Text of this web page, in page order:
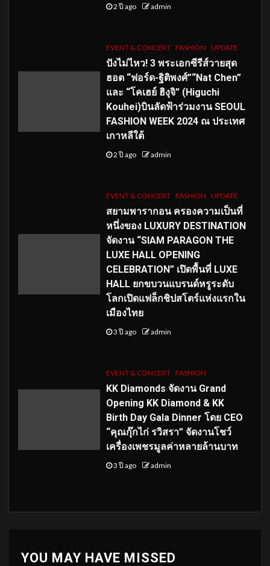
2 ปี ago admin
EVENT & CONCERT FASHION UPDATE
ปังไม่ไหว! 3 พระเอกซีรีส์วายสุด
ฮอต “ฟอร์ด-ฐิติพงศ์”“Nat Chen”
และ “โคเฮย์ ฮิงุจิ” (Higuchi
Kouhei)บินลัดฟ้าร่วมงาน SEOUL
FASHION WEEK 2024 ณ ประเทศ
เกาหลีใต้
2 ปี ago admin
EVENT & CONCERT FASHION UPDATE
สยามพารากอน ครองความเป็นที่
หนึ่งของ LUXURY DESTINATION
จัดงาน “SIAM PARAGON THE
LUXE HALL OPENING
CELEBRATION” เปิดพื้นที่ LUXE
HALL ยกขบวนแบรนด์หรูระดับ
โลกเปิดแฟล็กชิปสโตร์แห่งแรกใน
เมืองไทย
3 ปี ago admin
EVENT & CONCERT FASHION
KK Diamonds จัดงาน Grand
Opening KK Diamond & KK
Birth Day Gala Dinner โดย CEO
“คุณกุ๊กไก่ รวิสรา” จัดงานโชว์
เครื่องเพชรมูลค่าหลายล้านบาท
3 ปี ago admin
YOU MAY HAVE MISSED